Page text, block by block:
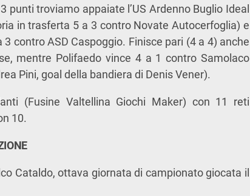
punti troviamo appaiate l’US Ardenno Buglio Ideal
in trasferta 5 a 3 contro Novate Autocerfoglia) e
contro ASD Caspoggio. Finisce pari (4 a 4) anche
mentre Polifaedo vince 4 a 1 contro Samolaco
Pini, goal della bandiera di Denis Vener).
(Fusine Valtellina Giochi Maker) con 11 reti
10.
Cataldo, ottava giornata di campionato giocata il